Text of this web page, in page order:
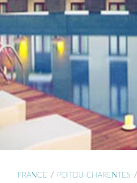
FRANCE / POITOU-CHARENTES /